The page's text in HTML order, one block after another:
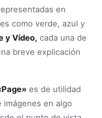
en
como verde, azul y
y Vídeo, cada una de
breve explicación
es de utilidad
imágenes en algo